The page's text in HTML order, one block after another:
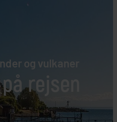
og vulkaner
rejsen